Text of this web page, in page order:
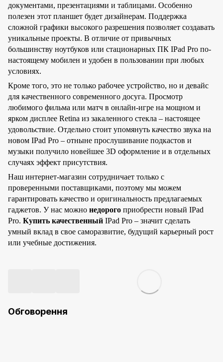
документами, презентациями и таблицами. Особенно
полезен этот планшет будет дизайнерам. Поддержка
сложной графики высокого разрешения позволяет создавать
уникальные проекты. В отличие от привычных
большинству ноутбуков или стационарных ПК IPad Pro по-
настоящему мобилен и удобен в пользовании при любых
условиях.
Кроме того, это не только рабочее устройство, но и девайс
для качественного современного досуга. Просмотр
любимого фильма или матч в онлайн-игре на мощном и
ярком дисплее Retina из закаленного стекла – настоящее
удовольствие. Отдельно стоит упомянуть качество звука на
новом IPad Pro – отныне прослушивание подкастов и
музыки получило новейшее 3D оформление и в отдельных
случаях эффект присутствия.
Наш интернет-магазин сотрудничает только с
проверенными поставщиками, поэтому мы можем
гарантировать качество и оригинальность предлагаемых
гаджетов. У нас можно недорого приобрести новый IPad
Pro. Купить качественный IPad Pro – значит сделать
умный вклад в свое саморазвитие, будущий карьерный рост
или учебные достижения.
Обговорення